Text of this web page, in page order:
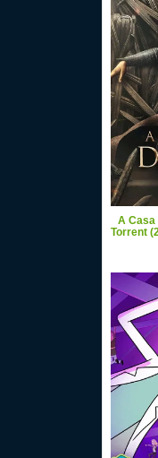
A Casa
Torrent